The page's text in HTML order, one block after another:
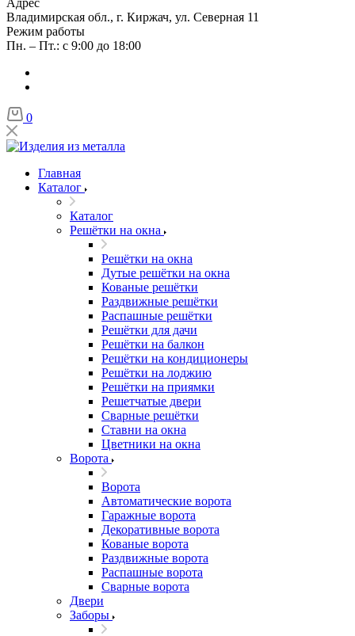
Адрес
Владимирская обл., г. Киржач, ул. Северная 11
Режим работы
Пн. – Пт.: с 9:00 до 18:00
0
Главная
Каталог
Каталог
Решётки на окна
Решётки на окна
Дутые решётки на окна
Кованые решётки
Раздвижные решётки
Распашные решётки
Решётки для дачи
Решётки на балкон
Решётки на кондиционеры
Решётки на лоджию
Решётки на приямки
Решетчатые двери
Сварные решётки
Ставни на окна
Цветники на окна
Ворота
Ворота
Автоматические ворота
Гаражные ворота
Декоративные ворота
Кованые ворота
Раздвижные ворота
Распашные ворота
Сварные ворота
Двери
Заборы